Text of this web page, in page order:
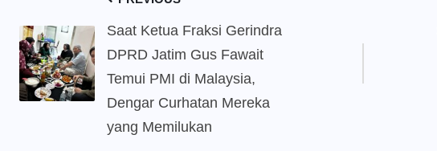
Saat Ketua Fraksi Gerindra
DPRD Jatim Gus Fawait
Temui PMI di Malaysia,
Dengar Curhatan Mereka
yang Memilukan